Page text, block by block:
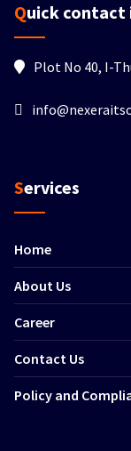
Quick
Plot No 40, I-
Services
Home
About Us
Career
Contact Us
Policy and